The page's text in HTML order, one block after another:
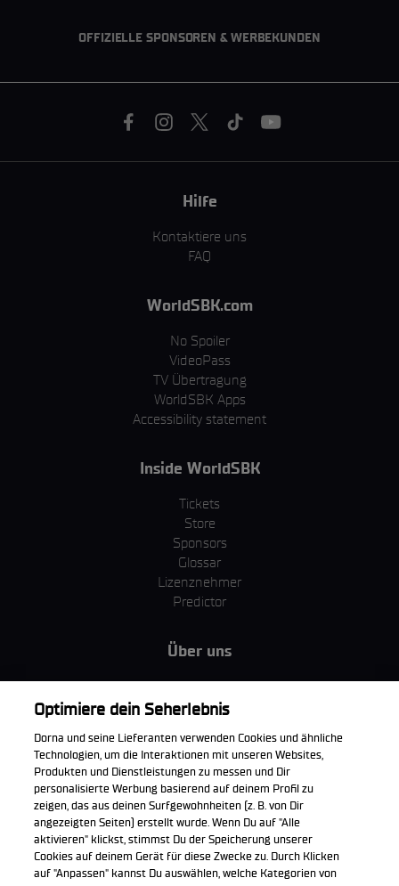
OFFIZIELLE SPONSOREN & WERBEKUNDEN
Hilfe
Kontaktiere uns
FAQ
WorldSBK.com
No Spoiler
VideoPass
TV Übertragung
WorldSBK Apps
Accessibility statement
Inside WorldSBK
Tickets
Store
Sponsors
Glossar
Lizenznehmer
Predictor
Über uns
MotoGP Group
Cookie Richtlinien
Unternehmen & ESG
Datenschutzerklärung
Kaufrichtlinie
Die offizielle WorldSBK App herunterladen
Optimiere dein Seherlebnis
Dorna und seine Lieferanten verwenden Cookies und ähnliche
Technologien, um die Interaktionen mit unseren Websites,
Produkten und Dienstleistungen zu messen und Dir
personalisierte Werbung basierend auf deinem Profil zu
zeigen, das aus deinen Surfgewohnheiten (z. B. von Dir
angezeigten Seiten) erstellt wurde. Wenn Du auf "Alle
aktivieren" klickst, stimmst Du der Speicherung unserer
Cookies auf deinem Gerät für diese Zwecke zu. Durch Klicken
auf "Anpassen" kannst Du auswählen, welche Kategorien von